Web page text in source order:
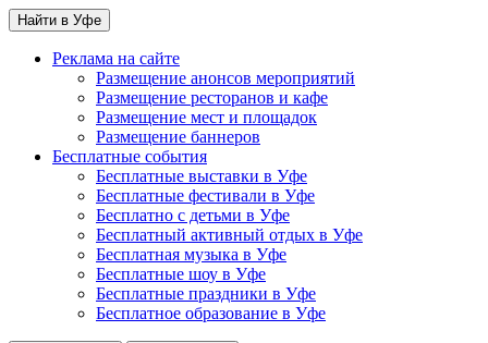
Найти в Уфе
Реклама на сайте
Размещение анонсов мероприятий
Размещение ресторанов и кафе
Размещение мест и площадок
Размещение баннеров
Бесплатные события
Бесплатные выставки в Уфе
Бесплатные фестивали в Уфе
Бесплатно с детьми в Уфе
Бесплатный активный отдых в Уфе
Бесплатная музыка в Уфе
Бесплатные шоу в Уфе
Бесплатные праздники в Уфе
Бесплатное образование в Уфе